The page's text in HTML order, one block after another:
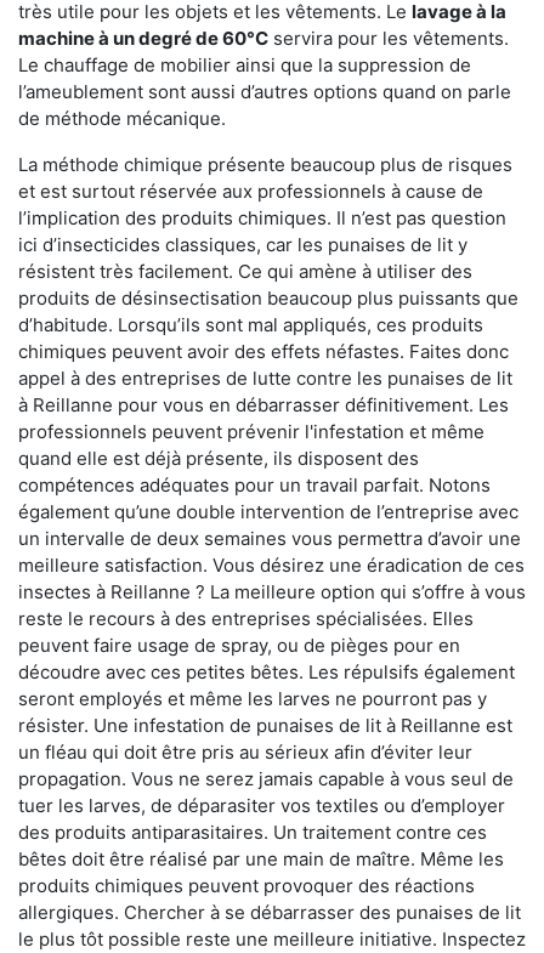
très utile pour les objets et les vêtements. Le lavage à la
machine à un degré de 60°C servira pour les vêtements.
Le chauffage de mobilier ainsi que la suppression de
l’ameublement sont aussi d’autres options quand on parle
de méthode mécanique.
La méthode chimique présente beaucoup plus de risques
et est surtout réservée aux professionnels à cause de
l’implication des produits chimiques. Il n’est pas question
ici d’insecticides classiques, car les punaises de lit y
résistent très facilement. Ce qui amène à utiliser des
produits de désinsectisation beaucoup plus puissants que
d’habitude. Lorsqu’ils sont mal appliqués, ces produits
chimiques peuvent avoir des effets néfastes. Faites donc
appel à des entreprises de lutte contre les punaises de lit
à Reillanne pour vous en débarrasser définitivement. Les
professionnels peuvent prévenir l'infestation et même
quand elle est déjà présente, ils disposent des
compétences adéquates pour un travail parfait. Notons
également qu’une double intervention de l’entreprise avec
un intervalle de deux semaines vous permettra d’avoir une
meilleure satisfaction. Vous désirez une éradication de ces
insectes à Reillanne ? La meilleure option qui s’offre à vous
reste le recours à des entreprises spécialisées. Elles
peuvent faire usage de spray, ou de pièges pour en
découdre avec ces petites bêtes. Les répulsifs également
seront employés et même les larves ne pourront pas y
résister. Une infestation de punaises de lit à Reillanne est
un fléau qui doit être pris au sérieux afin d’éviter leur
propagation. Vous ne serez jamais capable à vous seul de
tuer les larves, de déparasiter vos textiles ou d’employer
des produits antiparasitaires. Un traitement contre ces
bêtes doit être réalisé par une main de maître. Même les
produits chimiques peuvent provoquer des réactions
allergiques. Chercher à se débarrasser des punaises de lit
le plus tôt possible reste une meilleure initiative. Inspectez